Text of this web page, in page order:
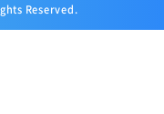
Reserved.